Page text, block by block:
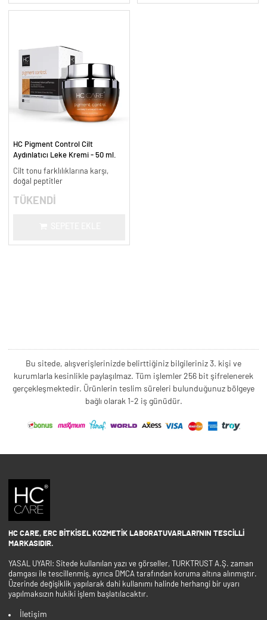
HC Pigment Control Cilt
Aydınlatıcı Leke Kremi - 50 ml.
Cilt tonu farklılıklarına karşı,
doğal peptitler
TÜKENDİ
Bu sitede, alışverişlerinizde belirttiğiniz bilgileriniz 3. kişi ve
kurumlarla kesinlikle paylaşılmaz. Tüm işlemler 256 bit şifrelenerek
gerçekleşmektedir. Ürünlerin teslim süreleri bulunduğunuz bölgeye
bağlı olarak 1-2 iş günüdür.
HC CARE, ERC BITKISEL KOZMETIK LABORATUVARLARI'NIN TESCILLI
MARKASIDIR.
YASAL UYARI: Sitede kullanılan yazı ve görseller, TURKTRUST A.Ş. zaman
damgası ile tescillenmiş, ayrıca DMCA tarafından koruma altına alınmıştır.
Üzerinde değişiklik yapılarak dahi kullanımı halinde herhangi bir uyarı
yapılmaksızın hukiki işlem başlatılacaktır.
İletişim